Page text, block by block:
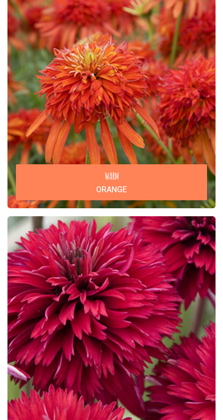
WARM
ORANGE